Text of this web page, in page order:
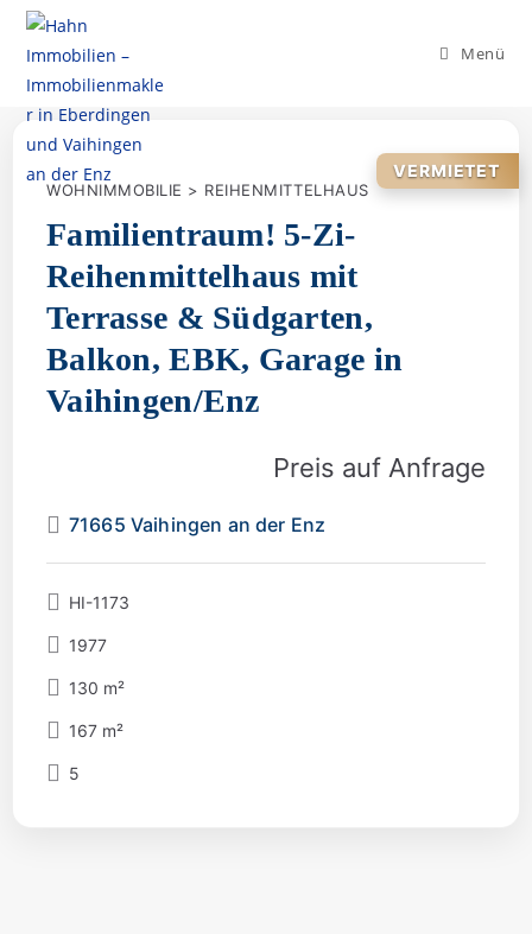
Menü
WOHNIMMOBILIE > REIHENMITTELHAUS
VERMIETET
Familientraum! 5‑Zi-
Reihenmittelhaus mit
Terrasse & Südgarten,
Balkon, EBK, Garage in
Vaihingen/Enz
71665 Vaihingen an der Enz
Preis auf Anfrage
HI-1173
1977
130 m²
167 m²
5